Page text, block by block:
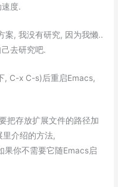
度.
案, 我没有研究, 因为我懒..
去研究吧.
, C-x C-s)后重启Emacs,
把存放扩展文件的路径加
里介绍的方法,
果你不需要它随Emacs启